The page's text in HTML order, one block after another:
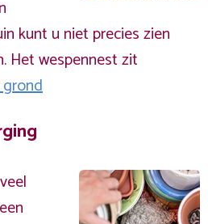
kunt u niet precies zien
Het wespennest zit